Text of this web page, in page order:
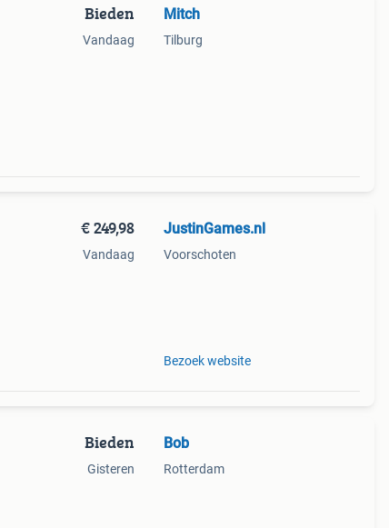
Bieden
Vandaag
Mitch
Tilburg
€ 249,98
Vandaag
JustinGames.nl
Voorschoten
Bezoek website
Bieden
Gisteren
Bob
Rotterdam